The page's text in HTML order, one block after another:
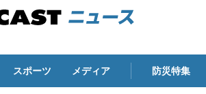
スポーツ メディア 防災特集